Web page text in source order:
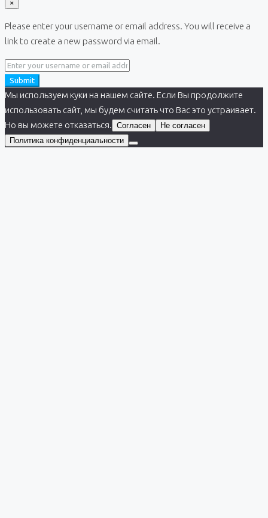
×
Please enter your username or email address. You will receive a
link to create a new password via email.
Submit
Мы используем куки на нашем сайте. Если Вы продолжите
использовать сайт, мы будем считать что Вас это устраивает.
Но вы можете отказаться. Согласен
Не согласен
Политика конфиденциальности